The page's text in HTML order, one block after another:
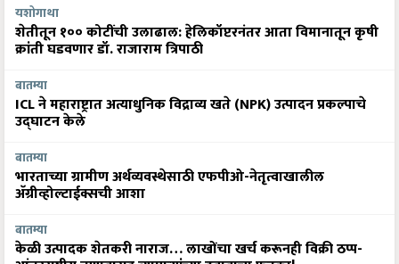
यशोगाथा
शेतीतून १०० कोटींची उलाढाल: हेलिकॉप्टरनंतर आता विमानातून कृषी
क्रांती घडवणार डॉ. राजाराम त्रिपाठी
बातम्या
ICL ने महाराष्ट्रात अत्याधुनिक विद्राव्य खते (NPK) उत्पादन प्रकल्पाचे
उद्घाटन केले
बातम्या
भारताच्या ग्रामीण अर्थव्यवस्थेसाठी एफपीओ-नेतृत्वाखालील
अ‍ॅग्रीव्होल्टाईक्सची आशा
बातम्या
केळी उत्पादक शेतकरी नाराज… लाखोंचा खर्च करूनही विक्री ठप्प-